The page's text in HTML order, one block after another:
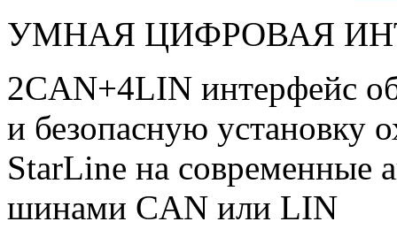
УМНАЯ ЦИФРОВАЯ
2CAN+4LIN интерфейс
и безопасную установку
StarLine на современные
шинами CAN или LIN